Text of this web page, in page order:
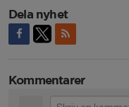
Dela nyhet
Kommentarer